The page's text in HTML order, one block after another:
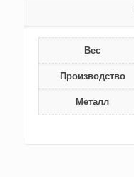
Вес
Производство
Металл